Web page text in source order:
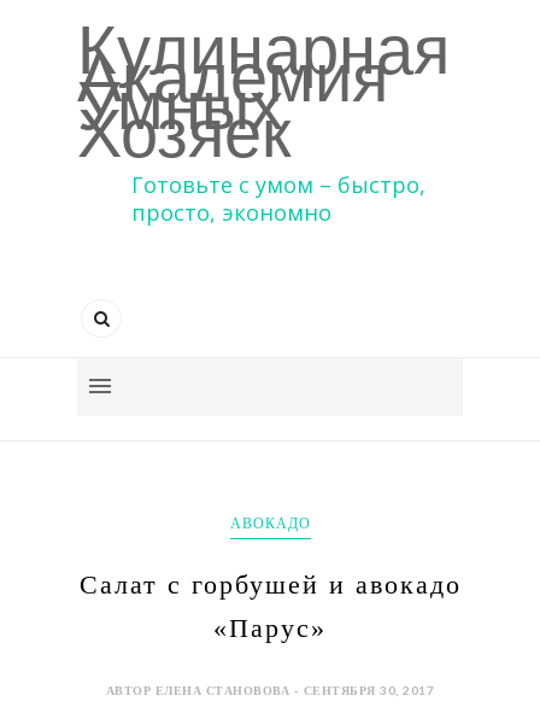
Кулинарная
Академия
Умных
Хозяек
Готовьте с умом – быстро,
просто, экономно
АВОКАДО
Салат с горбушей и авокадо
«Парус»
АВТОР ЕЛЕНА СТАНОВОВА - СЕНТЯБРЯ 30, 2017